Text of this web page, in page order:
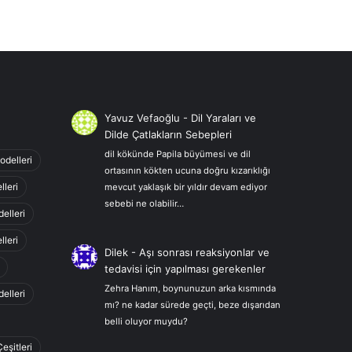
Yavuz Vefaoğlu - Dil Yaraları ve
Dilde Çatlakların Sebepleri
dil kökünde Papila büyümesi ve dil
ortasının kökten ucuna doğru kızarıklığı
mevcut yaklaşık bir yıldır devam ediyor
sebebi ne olabilir…
Dilek -Aşı sonrası reaksiyonlar ve
tedavisi için yapılması gerekenler
Zehra Hanım, boynunuzun arka kısmında
mı? ne kadar sürede geçti, beze dışarıdan
belli oluyor muydu?